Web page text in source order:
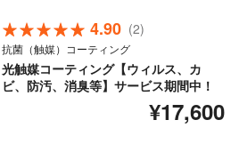
4.90 (2)
抗菌（触媒）コーティング
光触媒コーティング【ウィルス、カ
ビ、防汚、消臭等】サービス期間中！
¥17,600